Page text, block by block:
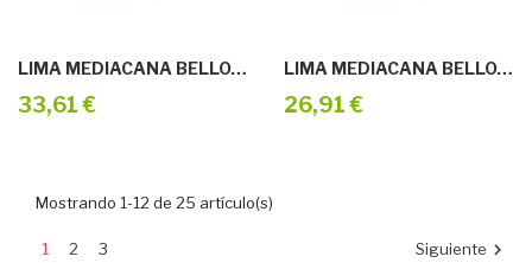
LIMA MEDIACAÑA BELLOTA 4003-14 ENT.
33,61 €
LIMA MEDIACAÑA BELLOTA 4003-12 ENT.
26,91 €
Mostrando 1-12 de 25 artículo(s)
1 2 3 Siguiente 